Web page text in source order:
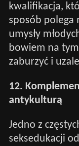
kwalifikacja,
sposób polega
umysły
bowiem na
zaburzyć i
12.
antykulturą
Jedno z
seksedukacji